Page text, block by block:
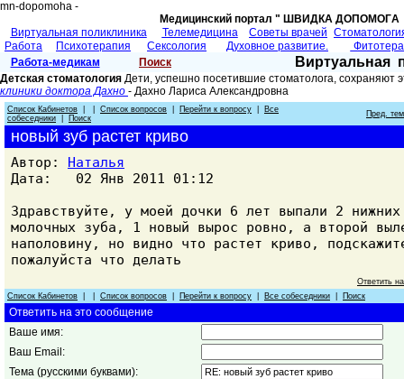
mn-dopomoha -
Медицинский портал " ШВИДКА
Виртуальная поликлиника
Телемедицина Советы врачей
Работа
Психотерапия Сексология Духовное развитие.
Работа-медикам
Поиск Виртуальная
Детская стоматология Дети, успешно посетившие стоматолога,
клиники доктора Дахно - Дахно Лариса Александровнa
Список Кабинетов Список вопросов Перейти к вопросу
Все
собеседники
Поиск Пред.
новый зуб растет криво
Автор: Наталья
Дата: 02 Янв 2011 01:12
Здравствуйте, у моей дочки 6 лет выпали 2 нижних
молочных зуба, 1 новый вырос ровно, а второй
наполовину, но видно что растет криво,
пожалуйста что делать
Ответить
Список Кабинетов
Список вопросов Перейти к вопросу Все собеседники Поиск
Ответить на это сообщение
Ваше имя:
Ваш Email:
Тема (русскими буквами):